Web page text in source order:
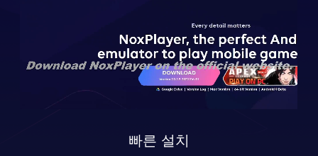
빠른 설치